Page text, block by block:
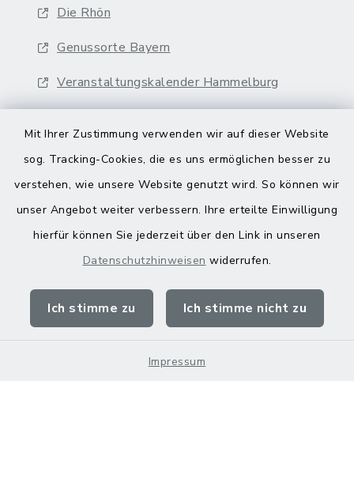
Mit Ihrer Zustimmung verwenden wir auf dieser Website
sog. Tracking-Cookies, die es uns ermöglichen besser zu
verstehen, wie unsere Website genutzt wird. So können wir
unser Angebot weiter verbessern. Ihre erteilte Einwilligung
hierfür können Sie jederzeit über den Link in unseren
Datenschutzhinweisen widerrufen.
Ich stimme zu Ich stimme nicht zu
Impressum
Die Rhön
Genussorte Bayern
Veranstaltungskalender Hammelburg
Barrierefreiheit
Impressum
Sitemap